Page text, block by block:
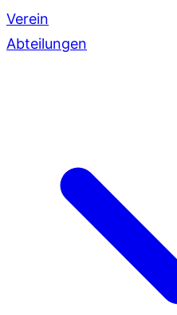
Verein
Abteilungen